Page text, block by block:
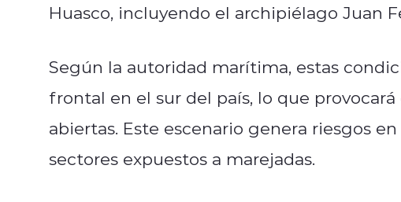
Huasco, incluyendo el archipiélago Juan
Según la autoridad marítima, estas
frontal en el sur del país, lo que
abiertas. Este escenario genera riesgos
sectores expuestos a marejadas.